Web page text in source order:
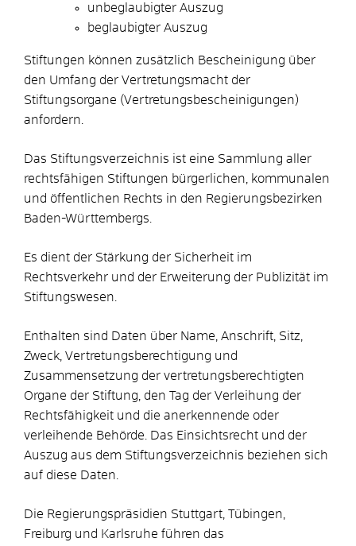
unbeglaubigter Auszug
beglaubigter Auszug
Stiftungen können zusätzlich Bescheinigung über
den Umfang der Vertretungsmacht der
Stiftungsorgane (Vertretungsbescheinigungen)
anfordern.
Das Stiftungsverzeichnis ist eine Sammlung aller
rechtsfähigen Stiftungen bürgerlichen, kommunalen
und öffentlichen Rechts in den Regierungsbezirken
Baden-Württembergs.
Es dient der Stärkung der Sicherheit im
Rechtsverkehr und der Erweiterung der Publizität im
Stiftungswesen.
Enthalten sind Daten über Name, Anschrift, Sitz,
Zweck, Vertretungsberechtigung und
Zusammensetzung der vertretungsberechtigten
Organe der Stiftung, den Tag der Verleihung der
Rechtsfähigkeit und die anerkennende oder
verleihende Behörde. Das Einsichtsrecht und der
Auszug aus dem Stiftungsverzeichnis beziehen sich
auf diese Daten.
Die Regierungspräsidien Stuttgart, Tübingen,
Freiburg und Karlsruhe führen das